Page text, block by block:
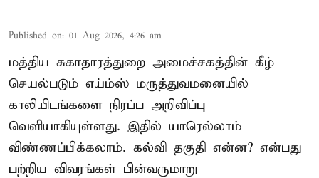
Published on: 01 Aug 2026, 4:26 am
மத்திய சுகாதாரத்துறை அமைச்சகத்தின் கீழ்
செயல்படும் எய்ம்ஸ் மருத்துவமனையில்
காலியிடங்களை நிரப்ப அறிவிப்பு
வெளியாகியுள்ளது. இதில் யாரெல்லாம்
விண்ணப்பிக்கலாம். கல்வி தகுதி என்ன? என்பது
பற்றிய விவரங்கள் பின்வருமாறு